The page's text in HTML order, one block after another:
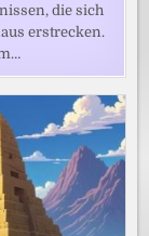
die sich
erstrecken.